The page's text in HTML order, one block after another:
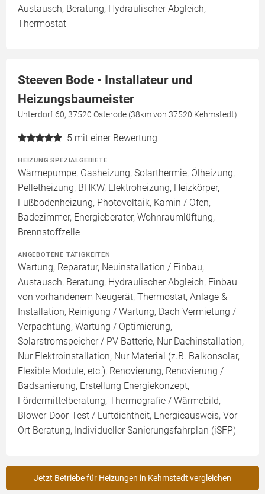
Austausch, Beratung, Hydraulischer Abgleich,
Thermostat
Steeven Bode - Installateur und
Heizungsbaumeister
Unterdorf 60, 37520 Osterode (38km von 37520 Kehmstedt)
5 mit einer Bewertung
HEIZUNG SPEZIALGEBIETE
Wärmepumpe, Gasheizung, Solarthermie, Ölheizung,
Pelletheizung, BHKW, Elektroheizung, Heizkörper,
Fußbodenheizung, Photovoltaik, Kamin / Ofen,
Badezimmer, Energieberater, Wohnraumlüftung,
Brennstoffzelle
ANGEBOTENE TÄTIGKEITEN
Wartung, Reparatur, Neuinstallation / Einbau,
Austausch, Beratung, Hydraulischer Abgleich, Einbau
von vorhandenem Neugerät, Thermostat, Anlage &
Installation, Reinigung / Wartung, Dach Vermietung /
Verpachtung, Wartung / Optimierung,
Solarstromspeicher / PV Batterie, Nur Dachinstallation,
Nur Elektroinstallation, Nur Material (z.B. Balkonsolar,
Flexible Module, etc.), Renovierung, Renovierung /
Badsanierung, Erstellung Energiekonzept,
Fördermittelberatung, Thermografie / Wärmebild,
Blower-Door-Test / Luftdichtheit, Energieausweis, Vor-
Ort Beratung, Individueller Sanierungsfahrplan (iSFP)
Jetzt Betriebe für Heizungen in Kehmstedt vergleichen